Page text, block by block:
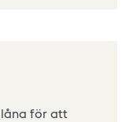
för att